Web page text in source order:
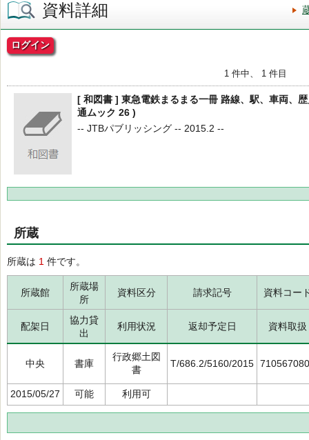
資料詳細
ログイン
1 件中、 1 件目
[ 和図書 ] 東急電鉄まるまる一冊 路線、駅、車両、
通ムック 26 )
-- JTBパブリッシング -- 2015.2 --
所蔵
所蔵は 1 件です。
所蔵館
所蔵場
所
資料区分 請求記号 資料コー
配架日
協力貸
出
利用状況 返却予定日 資料取扱
中央 書庫
行政郷土図
書
T/686.2/5160/2015
2015/05/27 可能 利用可